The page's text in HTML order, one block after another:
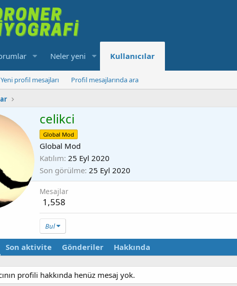
Neler yeni Kullanıcılar
Yeni profil mesajları Profil mesajlarında ara
celikci
Global Mod
Global Mod
Katılım 25 Eyl 2020
Son görülme 25 Eyl 2020
Mesajlar
1,558
Bul
Son aktivite Gönderiler Hakkında
profili hakkında henüz mesaj yok.